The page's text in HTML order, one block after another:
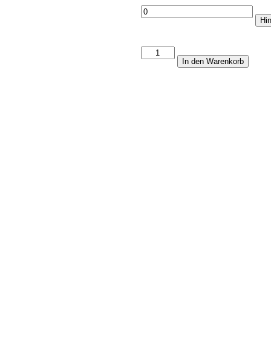
Judojacke
IPPONGEARIn den Warenkorb